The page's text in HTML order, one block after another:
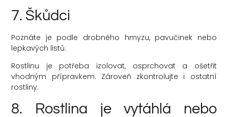
7. Škůdci
Poznáte je podle drobného hmyzu, pavučinek nebo
lepkavých listů.
Rostlinu je potřeba izolovat, osprchovat a ošetřit
vhodným přípravkem. Zároveň zkontrolujte i ostatní
rostliny.
8. Rostlina je vytáhlá nebo